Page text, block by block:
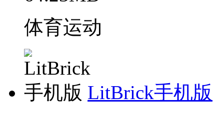
体育运动
LitBrick手机版